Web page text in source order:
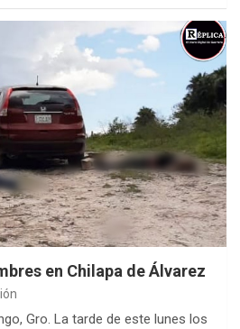
en Chilapa de Álvarez
Gro. La tarde de este lunes los